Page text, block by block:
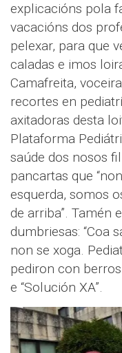
explicacións pola
vacacións dos
pelexar, para que
caladas e imos
Camafreita,
recortes en
axitadoras desta
Plataforma
saúde dos nosos
pancartas que
esquerda, somos
de arriba”. Tamén
dumbriesas: “Coa
non se xoga.
pediron con
e “Solución XA”.